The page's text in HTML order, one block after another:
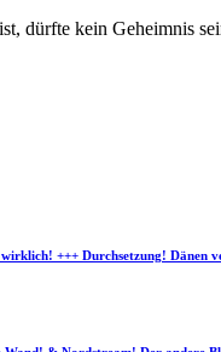
dürfte kein Geheimnis
+++ Durchsetzung! Dänen